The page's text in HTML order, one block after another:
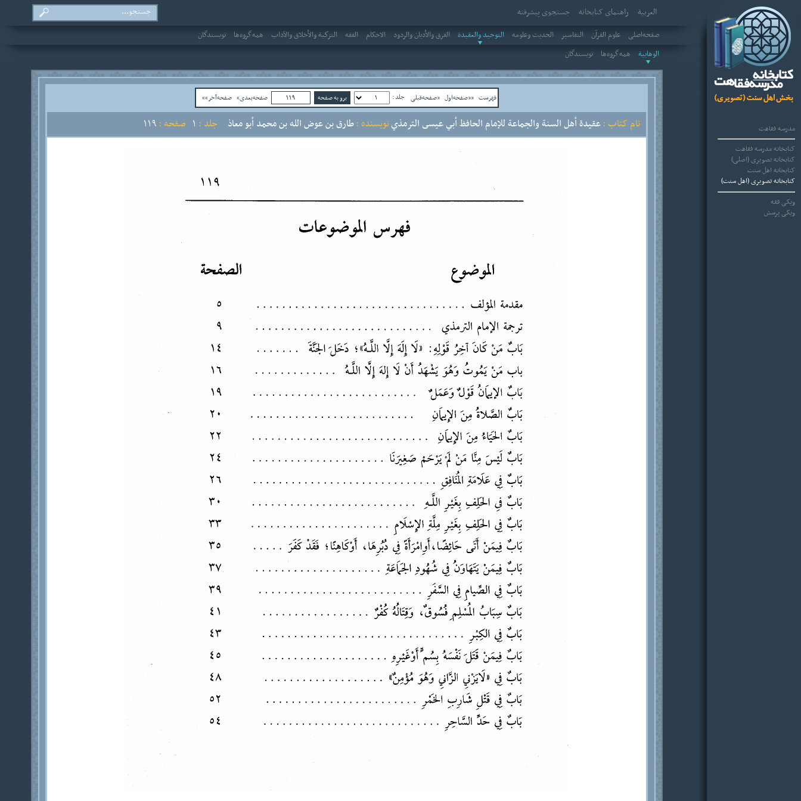
مدرسه فقاهت
کتابخانه مدرسه فقاهت
کتابخانه تصویری (اصلی)
کتابخانه اهل سنت
کتابخانه تصویری (اهل سنت)
ویکی فقه
ویکی پرسش
العربیة راهنمای کتابخانه
جستجوی پیشرفته
صفحه‌اصلی علوم القرآن التفاسير الحديث وعلومه التوحيد والعقيدة الفرق والأديان والردود الاحکام الفقه التزكية والأخلاق والآداب همه‌گروه‌ها
نویسندگان
الوهابية
همه‌گروه‌ها نویسندگان
فهرست ««صفحه‌اول «صفحه‌قبلی جلد : صفحه‌بعدی» صفحه‌آخر»»
نام کتاب :عقيدة أهل السنة والجماعة للإمام الحافظ أبي عيسى الترمذينویسنده :طارق بن عوض الله بن محمد أبو معاذ جلد : صفحه :